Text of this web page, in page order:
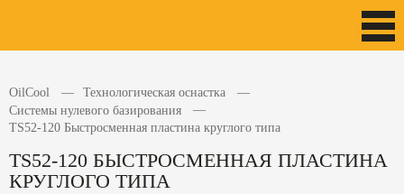
OilCool
Технологическая оснастка
Системы нулевого базирования
TS52-120 Быстросменная пластина круглого типа
TS52-120 БЫСТРОСМЕННАЯ ПЛАСТИНА
КРУГЛОГО ТИПА